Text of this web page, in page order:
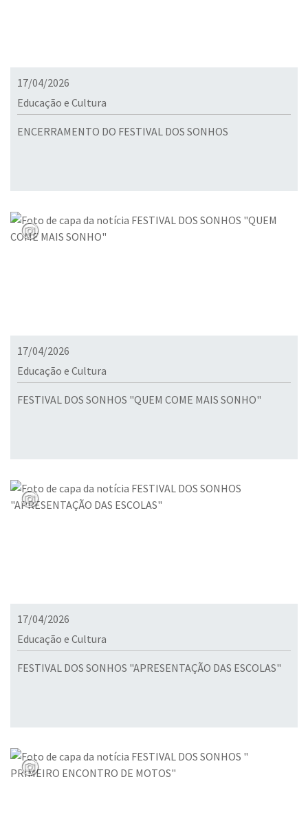
17/04/2026
Educação e Cultura
ENCERRAMENTO DO FESTIVAL DOS SONHOS
17/04/2026
Educação e Cultura
FESTIVAL DOS SONHOS "QUEM COME MAIS SONHO"
17/04/2026
Educação e Cultura
FESTIVAL DOS SONHOS "APRESENTAÇÃO DAS ESCOLAS"